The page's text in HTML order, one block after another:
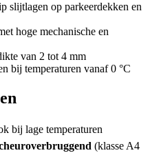
slijtlagen op parkeerdekken en
hoge mechanische en
van 2 tot 4 mm
bij temperaturen vanaf 0 °C
bij lage temperaturen
(klasse A4